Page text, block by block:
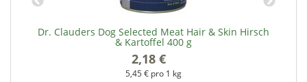
Dr. Clauders Dog Selected Meat Hair & Skin Hirsch
& Kartoffel 400 g
2,18 €
5,45 € pro 1 kg